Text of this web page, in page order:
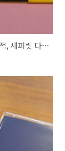
[업무 다이어리 추천] 업무 스케쥴 관리에 최적, 세퍼릿 다이어리